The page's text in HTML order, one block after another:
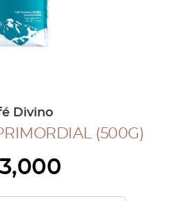
Divino
(500G)